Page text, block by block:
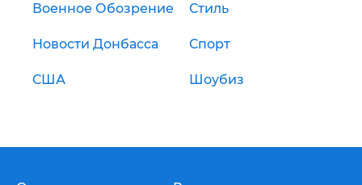
Военное Обозрение Стиль
Новости Донбасса Спорт
США Шоубиз